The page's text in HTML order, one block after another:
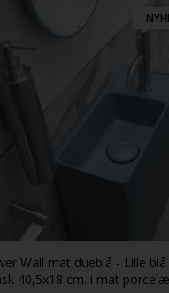
Wall mat dueblå - Lille blå
40,5x18 cm. i mat